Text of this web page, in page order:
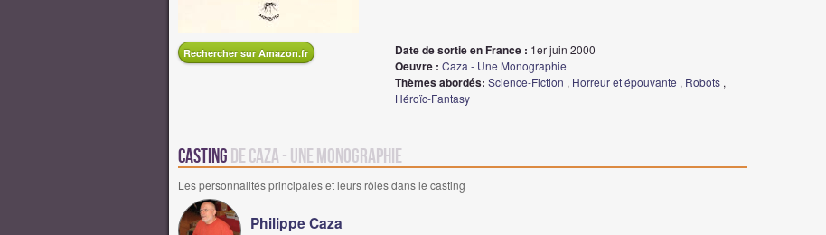
Rechercher sur Amazon.fr Date de sortie en France : 1er juin 2000
Oeuvre : Caza - Une Monographie
Thèmes abordés: Science-Fiction , Horreur et épouvante , Robots ,
Héroïc-Fantasy
Casting de Caza - Une Monographie
Les personnalités principales et leurs rôles dans le casting
Philippe Caza